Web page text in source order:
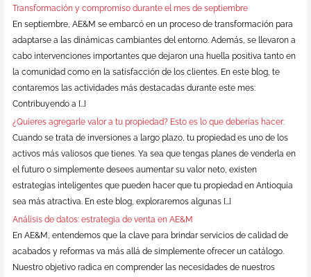
Transformación y compromiso durante el mes de septiembre
En septiembre, AE&M se embarcó en un proceso de transformación para
adaptarse a las dinámicas cambiantes del entorno. Además, se llevaron a
cabo intervenciones importantes que dejaron una huella positiva tanto en
la comunidad como en la satisfacción de los clientes. En este blog, te
contaremos las actividades más destacadas durante este mes:
Contribuyendo a […]
¿Quieres agregarle valor a tu propiedad? Esto es lo que deberías hacer:
Cuando se trata de inversiones a largo plazo, tu propiedad es uno de los
activos más valiosos que tienes. Ya sea que tengas planes de venderla en
el futuro o simplemente desees aumentar su valor neto, existen
estrategias inteligentes que pueden hacer que tu propiedad en Antioquia
sea más atractiva. En este blog, exploraremos algunas […]
Análisis de datos: estrategia de venta en AE&M
En AE&M, entendemos que la clave para brindar servicios de calidad de
acabados y reformas va más allá de simplemente ofrecer un catálogo.
Nuestro objetivo radica en comprender las necesidades de nuestros